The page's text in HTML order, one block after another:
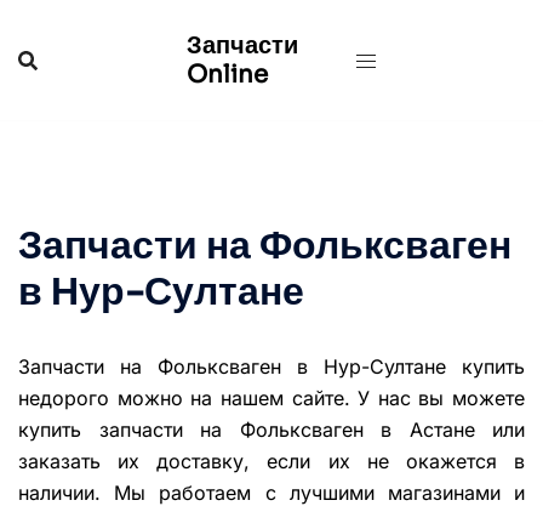
Запчасти
Online
Запчасти на Фольксваген
в Нур-Султане
Запчасти на Фольксваген в Нур-Султане купить
недорого можно на нашем сайте. У нас вы можете
купить запчасти на Фольксваген в Астане или
заказать их доставку, если их не окажется в
наличии. Мы работаем с лучшими магазинами и